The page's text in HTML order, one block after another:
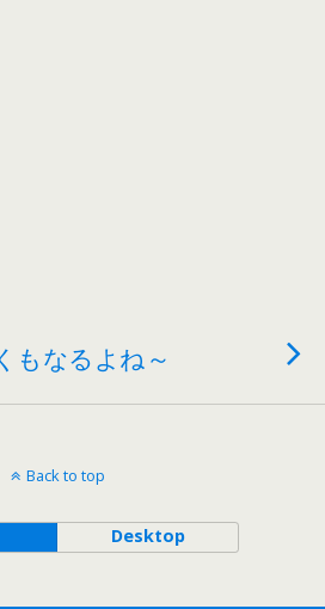
もなるよね～
Back to top
Desktop